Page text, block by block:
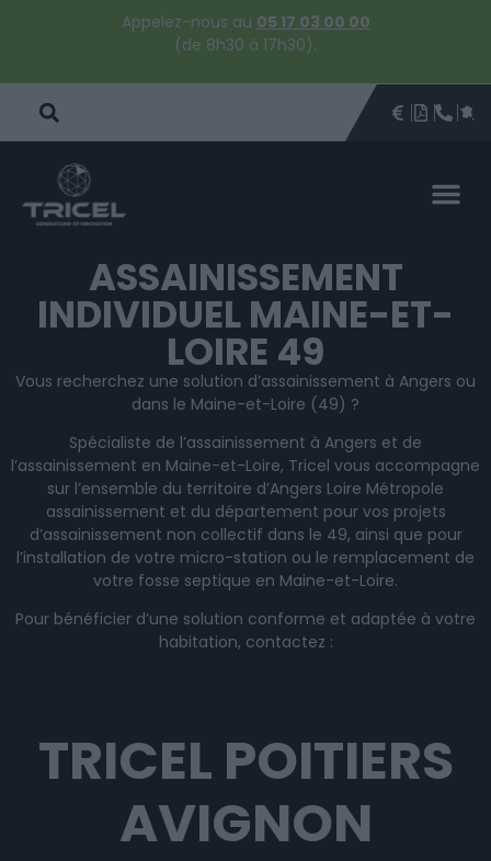
Appelez-nous au 05 17 03 00 00
(de 8h30 à 17h30).
DEVISÊTRE
ASSAINISSEMENT
INDIVIDUEL MAINE-ET-
LOIRE 49
Vous recherchez une solution d’assainissement à Angers ou
dans le Maine-et-Loire (49) ?
Spécialiste de l’assainissement à Angers et de
l’assainissement en Maine-et-Loire, Tricel vous accompagne
sur l’ensemble du territoire d’Angers Loire Métropole
assainissement et du département pour vos projets
d’assainissement non collectif dans le 49, ainsi que pour
l’installation de votre micro-station ou le remplacement de
votre fosse septique en Maine-et-Loire.
Pour bénéficier d’une solution conforme et adaptée à votre
habitation, contactez :
TRICEL POITIERS
AVIGNON